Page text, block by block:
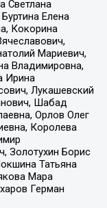
Светлана
Елена
Кокорина
Мариевич,
Владимировна,
Ирина
Лукашевский
Шабад
Орлов Олег
Королева
Золотухин Борис
Татьяна
Мара
Герман